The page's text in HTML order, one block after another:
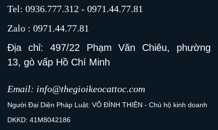
Tel: 0936.777.312 - 0971.44.77.81
Zalo : 0971.44.77.81
Địa chỉ: 497/22 Phạm Văn Chiêu, phường
13, gò vấp Hồ Chí Minh
Email: info@thegioikeocattoc.com
Người Đại Diện Pháp Luật: VÕ ĐÌNH THIÊN - Chủ hộ kinh doanh
DKKD: 41M8042186